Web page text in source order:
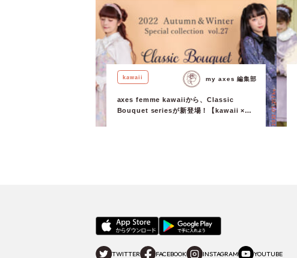
kawaii
axes femme kawaiiから、Classic
Bouquet seriesが新登場！【kawaii ×
2022.07.21 Thu.
my axes 編集部
TWITTER FACEBOOK INSTAGRAM YOUTUBE